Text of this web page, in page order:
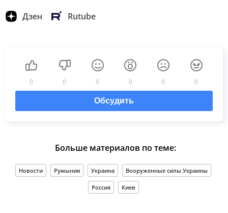
Дзен Rutube
0 0 0 0 0 0
Обсудить
Больше материалов по теме:
Новости Румыния Украина Вооруженные силы Украины
Россия Киев